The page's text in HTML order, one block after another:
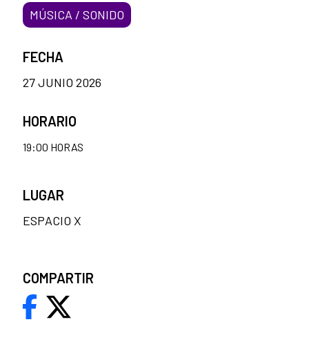
MÚSICA / SONIDO
FECHA
27 JUNIO 2026
HORARIO
19:00 HORAS
LUGAR
ESPACIO X
COMPARTIR